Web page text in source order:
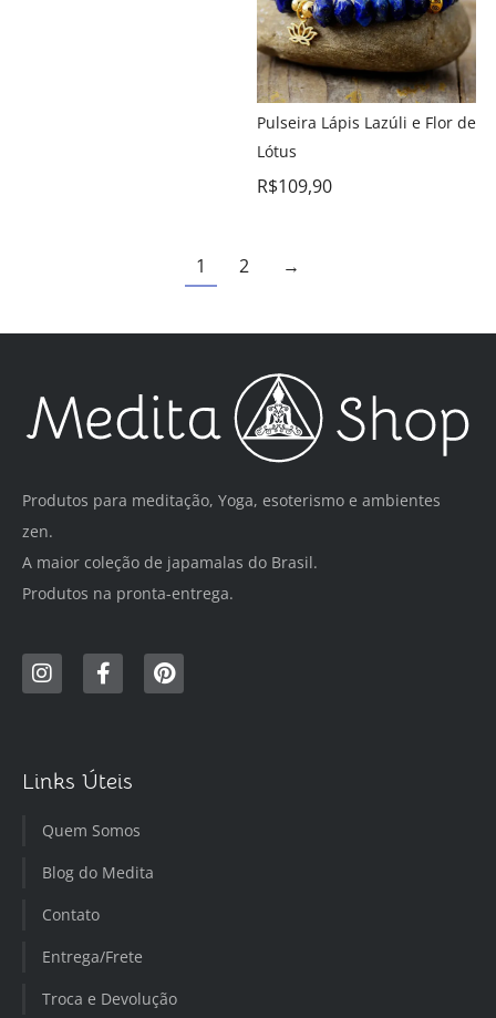
Pulseira Lápis Lazúli e Flor de
Lótus
R$109,90
1 2 →
Produtos para meditação, Yoga, esoterismo e ambientes
zen.
A maior coleção de japamalas do Brasil.
Produtos na pronta-entrega.
Links Úteis
Quem Somos
Blog do Medita
Contato
Entrega/Frete
Troca e Devolução